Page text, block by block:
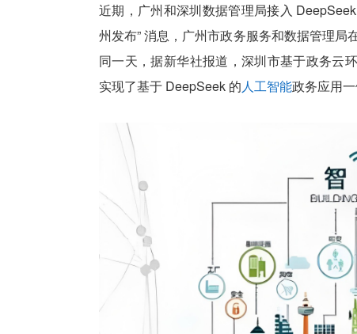
近期，广州和深圳数据管理局接入
州发布” 消息，广州市政务服务和数据管理局
同一天，据新华社报道，深圳市基于政务云
实现了基于 DeepSeek 的人工智能政务应用一